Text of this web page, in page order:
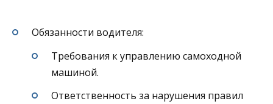
Обязанности водителя:
Требования к управлению самоходной
машиной.
Ответственность за нарушения правил